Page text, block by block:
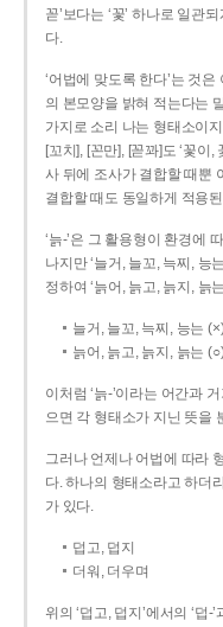
꼳’보다는 ‘꽃’ 하나로 일관
다.
‘어법에 맞도록 한다’는 것
의 본모양을 밝혀 적는다는
가지로 소리 나는 형태소이
[꼬치], [꼰만], [꼳꽈]도 ‘꽃이,
사 뒤에 조사가 결합할 때뿐
결합할 때도 동일하게 적용
‘늙-’은 그 활용형이 환경에
나지만 ‘늘거, 늘꼬, 늑찌, 능
정하여 ‘늙어, 늙고, 늙지, 늙
늘거, 늘꼬, 늑찌, 능는
늙어, 늙고, 늙지, 늙는
이처럼 ‘늙-­’이라는 어간과
으면 각 형태소가 지닌 뜻을
그러나 언제나 어법에 따라
다. 하나의 형태소라고 하더
가 있다.
덥고, 덥지
더워, 더우며
위의 ‘덥고, 덥지’에서의 ‘덥-­